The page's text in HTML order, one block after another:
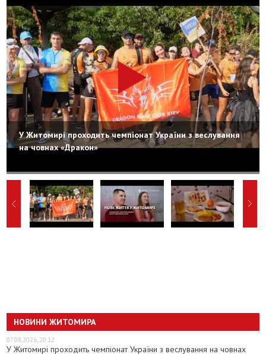
У Житомирі проходить чемпіонат України з веслування
на човнах «Дракон»
НОВИНИ ЖИТОМИРА
07.08.2026, 20:12
У Житомирі проходить чемпіонат України з веслування на човнах